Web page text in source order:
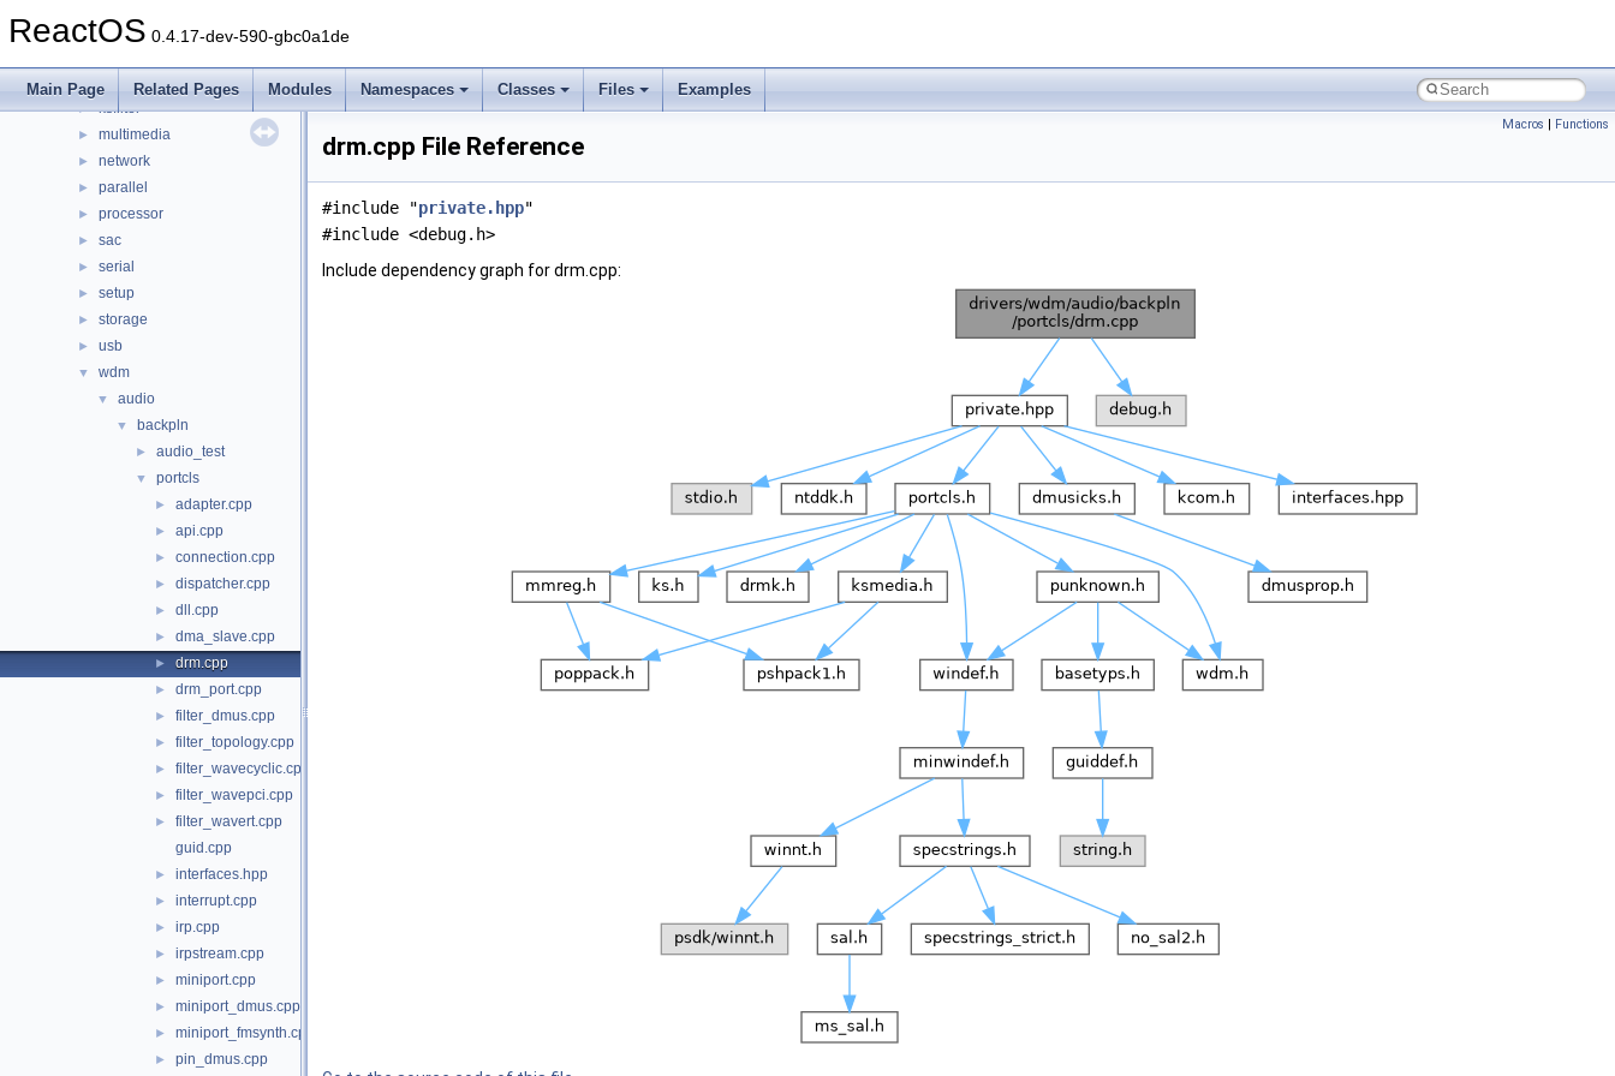
ReactOS 0.4.17-dev-590-gbc0a1de
Main Page Related Pages Modules Namespaces Classes Files Examples
► filters
►
► ksfilter
► multimedia
► network
► parallel
► processor
► sac
► serial
► setup
► storage
► usb
▼ wdm
▼ audio
▼ backpln
► audio_test
▼ portcls
► adapter.cpp
► api.cpp
► connection.cpp
► dispatcher.cpp
► dll.cpp
► dma_slave.cpp
► drm.cpp
► drm_port.cpp
► filter_dmus.cpp
► filter_topology.cpp
► filter_wavecyclic.cpp
► filter_wavepci.cpp
►
filter_wavert.cpp
guid.cpp
► interfaces.hpp
► interrupt.cpp
► irp.cpp
► irpstream.cpp
► miniport.cpp
► miniport_dmus.cpp
► miniport_fmsynth.cpp
► pin_dmus.cpp
Macros | Functions
drm.cpp File Reference
#include "private.hpp"
#include <debug.h>
Include dependency graph for drm.cpp: